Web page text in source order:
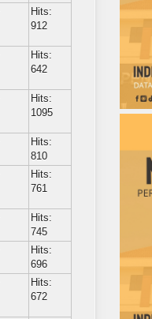
Hits:
912
Hits:
642
Hits:
1095
Hits:
810
Hits:
761
Hits:
745
Hits:
696
Hits:
672